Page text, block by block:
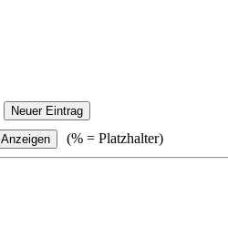
Neuer Eintrag
Anzeigen (% = Platzhalter)